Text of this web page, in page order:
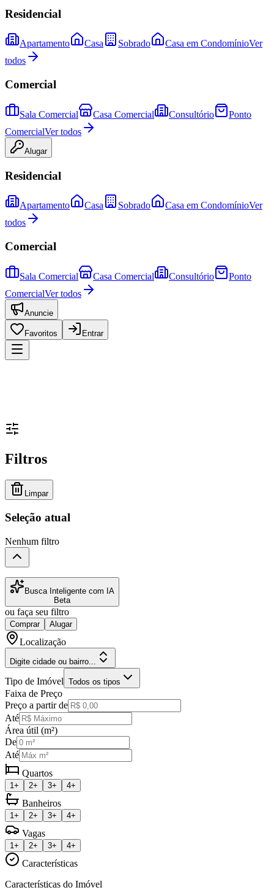
Residencial
Apartamento Casa Sobrado Casa em CondomínioVer
todos
Comercial
Sala Comercial Casa Comercial Consultório
Ponto
ComercialVer todos
Alugar
Residencial
Apartamento Casa Sobrado Casa em CondomínioVer
todos
Comercial
Sala Comercial Casa Comercial Consultório
Ponto
ComercialVer todos
Anuncie
Favoritos Entrar
Filtros
Limpar
Seleção atual
Nenhum filtro
Busca Inteligente com IA
Beta
ou faça seu filtro
Comprar Alugar
Localização
Digite cidade ou bairro...
Tipo de Imóvel Todos os tipos
Faixa de Preço
Preço a partir de
Até
Área útil (m²)
De
Até
Quartos
1+ 2+ 3+ 4+
Banheiros
1+ 2+ 3+ 4+
Vagas
1+ 2+ 3+ 4+
Características
Características do Imóvel